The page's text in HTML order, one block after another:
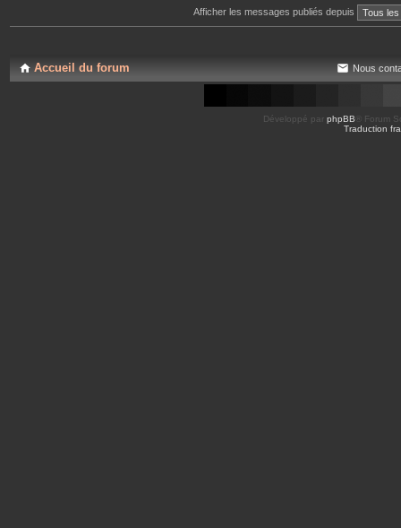
Afficher les messages publiés depuis
Accueil du forum Nous
Développé par phpBB ® Forum
Traduction